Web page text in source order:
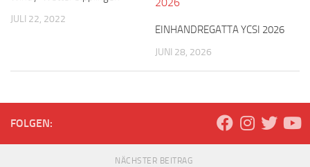
JULI 22, 2022
EINHANDREGATTA YCSI 2026
JUNI 28, 2026
FOLGEN:
NÄCHSTER BEITRAG